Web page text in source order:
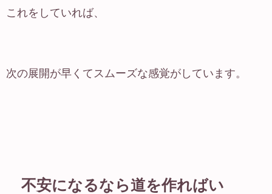
これをしていれば、
次の展開が早くてスムーズな感覚がしています。
不安になるなら道を作ればい